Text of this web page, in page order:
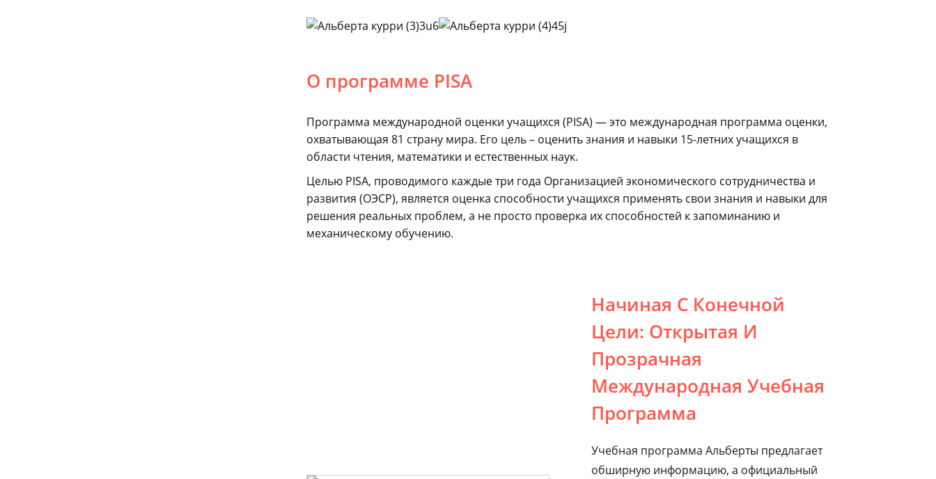
О программе PISA
Программа международной оценки учащихся (PISA) — это международная программа оценки,
охватывающая 81 страну мира. Его цель – оценить знания и навыки 15-летних учащихся в
области чтения, математики и естественных наук.
Целью PISA, проводимого каждые три года Организацией экономического сотрудничества и
развития (ОЭСР), является оценка способности учащихся применять свои знания и навыки для
решения реальных проблем, а не просто проверка их способностей к запоминанию и
механическому обучению.
Начиная С Конечной
Цели: Открытая И
Прозрачная
Международная Учебная
Программа
Учебная программа Альберты предлагает
обширную информацию, а официальный